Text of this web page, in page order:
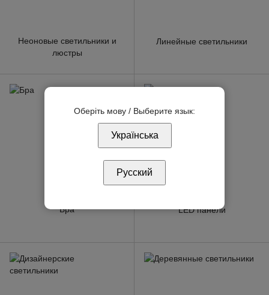
Неоновые светильники и
люстры
Линейные светильники
Бра LED панели
Оберіть мову / Выберите язык:
Українська
Русский